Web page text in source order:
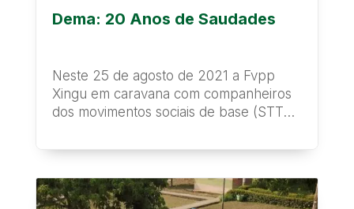
Dema: 20 Anos de Saudades
Neste 25 de agosto de 2021 a Fvpp
Xingu em caravana com companheiros
dos movimentos sociais de base (STTR,